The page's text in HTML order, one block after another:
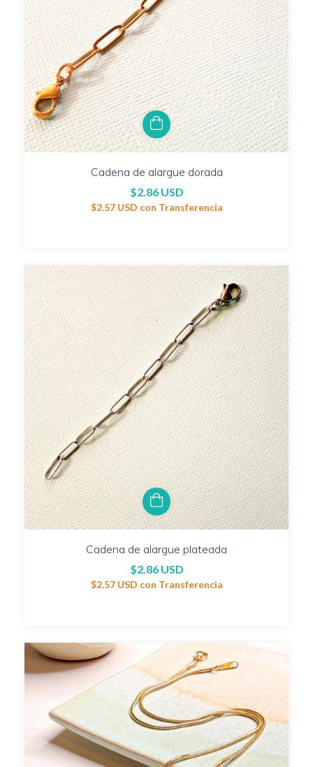
Cadena de alargue dorada
$2.86 USD
$2.57 USD con Transferencia
Cadena de alargue plateada
$2.86 USD
$2.57 USD con Transferencia